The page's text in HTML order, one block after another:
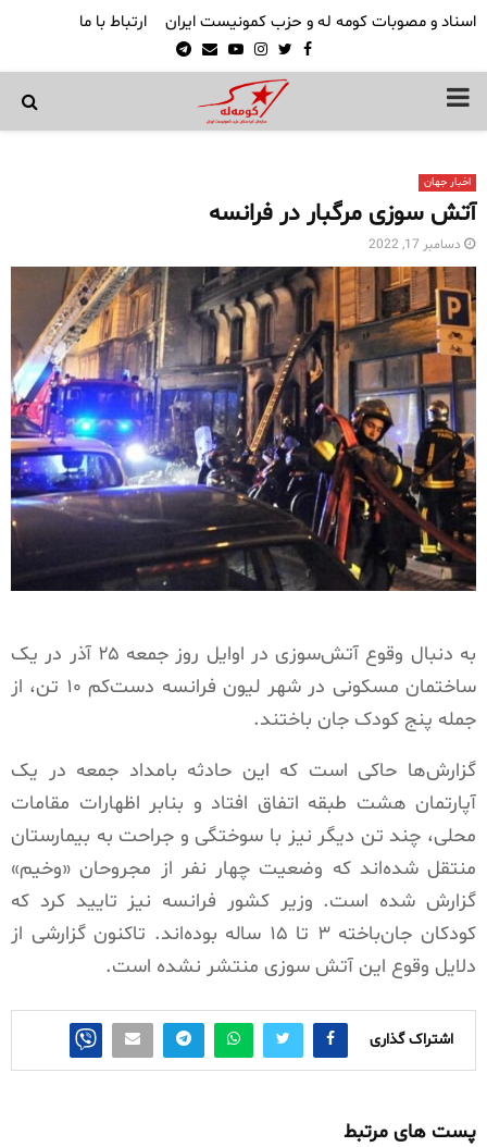
اسناد و مصوبات کومه له و حزب کمونیست ایران ارتباط با ما
Facebook
Twitter
Instagram
Youtube
Email
Telegram
PRIMARY
اخبار جهان
آتش سوزی مرگبار در فرانسه
دسامبر 17, 2022
به دنبال وقوع آتش‌سوزی در اوایل روز جمعه ۲۵ آذر در یک
ساختمان مسکونی در شهر لیون فرانسه دست‌کم ۱۰ تن، از
جمله پنج کودک جان باختند.
گزارش‌ها حاکی است که این حادثه بامداد جمعه در یک
آپارتمان هشت طبقه اتفاق افتاد و بنابر اظهارات مقامات
محلی، چند تن دیگر نیز با سوختگی و جراحت به بیمارستان
منتقل شده‌اند که وضعیت چهار نفر از مجروحان «وخیم»
گزارش شده است. وزیر کشور فرانسه نیز تایید کرد که
کودکان جان‌باخته ۳ تا ۱۵ ساله بوده‌اند. تاکنون گزارشی از
دلایل وقوع این آتش سوزی منتشر نشده است.
اشتراک گذاری
پست های مرتبط